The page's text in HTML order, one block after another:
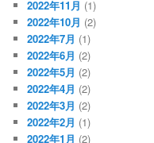
2022年11月 (1)
2022年10月 (2)
2022年7月 (1)
2022年6月 (2)
2022年5月 (2)
2022年4月 (2)
2022年3月 (2)
2022年2月 (1)
2022年1月 (2)